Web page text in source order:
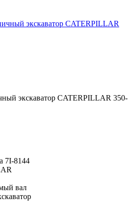
экскаватор CATERPILLAR 350-
7I-8144
вал